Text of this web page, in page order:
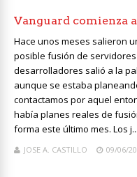
Vanguard comienza
Hace unos meses salieron
posible fusión de servidores
desarrolladores salió a la
aunque se estaba
contactamos por aquel
había planes reales de
forma este último mes. Los j...
JOSE A. CASTILLO 09/06/